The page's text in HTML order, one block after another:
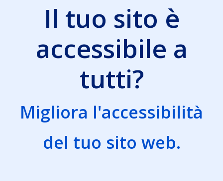
Il tuo sito è
accessibile a
tutti?
Migliora l'accessibilità
del tuo sito web.